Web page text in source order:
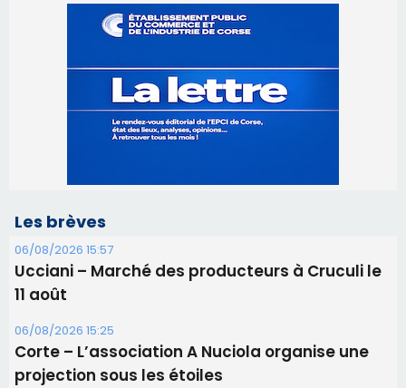
Les brèves
06/08/2026 15:57
Ucciani – Marché des producteurs à Cruculi le
11 août
06/08/2026 15:25
Corte – L’association A Nuciola organise une
projection sous les étoiles